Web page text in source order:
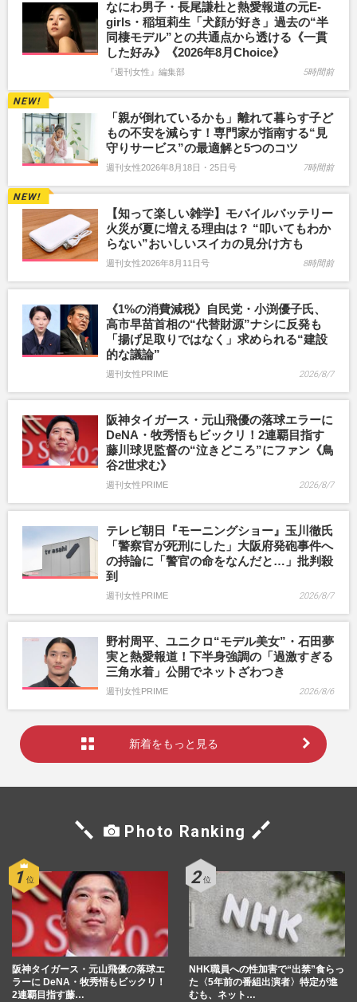
なにわ男子・長尾謙杜と熱愛報道の元E-
girls・稲垣莉生「犬顔が好き」過去の“半
同棲モデル”との共通点から透ける《一貫
した好み》《2026年8月Choice》
『週刊女性』編集部 5時間前
「親が倒れているかも」離れて暮らす子ど
もの不安を減らす！専門家が指南する“見
守りサービス”の最適解と5つのコツ
週刊女性2026年8月18日・25日号 7時間前
【知って楽しい雑学】モバイルバッテリー
火災が夏に増える理由は？ “叩いてもわか
らない”おいしいスイカの見分け方も
週刊女性2026年8月11日号 8時間前
《1%の消費減税》自民党・小渕優子氏、
高市早苗首相の“代替財源”ナシに反発も
「揚げ足取りではなく」求められる“建設
的な議論”
週刊女性PRIME 2026/8/7
阪神タイガース・元山飛優の落球エラーに
DeNA・牧秀悟もビックリ！2連覇目指す
藤川球児監督の“泣きどころ”にファン《鳥
谷2世求む》
週刊女性PRIME 2026/8/7
テレビ朝日『モーニングショー』玉川徹氏
「警察官が死刑にした」大阪府発砲事件へ
の持論に「警官の命をなんだと…」批判殺
到
週刊女性PRIME 2026/8/7
野村周平、ユニクロ“モデル美女”・石田夢
実と熱愛報道！下半身強調の「過激すぎる
三角水着」公開でネットざわつき
週刊女性PRIME 2026/8/6
新着をもっと見る
Photo Ranking
阪神タイガース・元山飛優の落球エ
ラーに DeNA・牧秀悟もビックリ！
2連覇目指す藤…
NHK職員への性加害で“出禁”食らっ
た〈5年前の番組出演者〉特定が進
むも、ネット…